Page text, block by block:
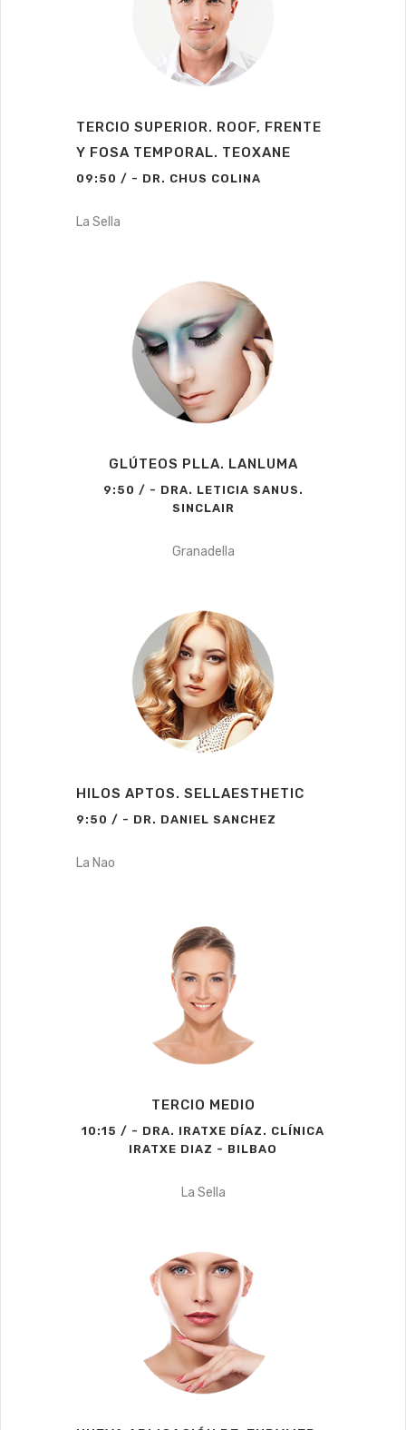
TERCIO SUPERIOR. ROOF, FRENTE
Y FOSA TEMPORAL. TEOXANE
09:50 / - DR. CHUS COLINA
La Sella
GLÚTEOS PLLA. LANLUMA
9:50 / - DRA. LETICIA SANUS.
SINCLAIR
Granadella
HILOS APTOS. SELLAESTHETIC
9:50 / - DR. DANIEL SANCHEZ
La Nao
TERCIO MEDIO
10:15 / - DRA. IRATXE DÍAZ. CLÍNICA
IRATXE DIAZ - BILBAO
La Sella